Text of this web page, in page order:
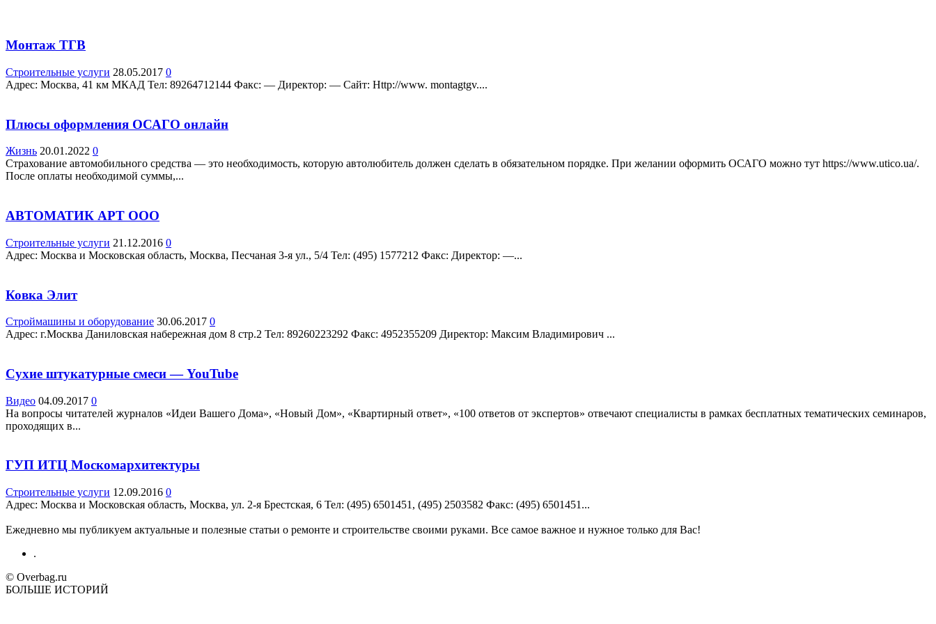
Монтаж ТГВ
Строительные услуги 28.05.2017 0
Адрес: Москва, 41 км МКАД Teл: 89264712144 Факс: — Директор: — Сайт: Http://www. montagtgv....
Плюсы оформления ОСАГО онлайн
Жизнь 20.01.2022 0
Страхование автомобильного средства — это необходимость, которую автолюбитель должен сделать в обязательном порядке. При желании оформить ОСАГО можно тут https://www.utico.ua/.
После оплаты необходимой суммы,...
АВТОМАТИК АРТ ООО
Строительные услуги 21.12.2016 0
Адрес: Москва и Московская область, Москва, Песчаная 3-я ул., 5/4 Teл: (495) 1577212 Факс: Директор: —...
Ковка Элит
Строймашины и оборудование 30.06.2017 0
Адрес: г.Москва Даниловская набережная дом 8 стр.2 Teл: 89260223292 Факс: 4952355209 Директор: Максим Владимирович ...
Сухие штукатурные смеси — YouTube
Видео 04.09.2017 0
На вопросы читателей журналов «Идеи Вашего Дома», «Новый Дом», «Квартирный ответ», «100 ответов от экспертов» отвечают специалисты в рамках бесплатных тематических семинаров,
проходящих в...
ГУП ИТЦ Москомархитектуры
Строительные услуги 12.09.2016 0
Адрес: Москва и Московская область, Москва, ул. 2-я Брестская, 6 Teл: (495) 6501451, (495) 2503582 Факс: (495) 6501451...
Ежедневно мы публикуем актуальные и полезные статьи о ремонте и строительстве своими руками. Все самое важное и нужное только для Вас!
.
© Overbag.ru
БОЛЬШЕ ИСТОРИЙ